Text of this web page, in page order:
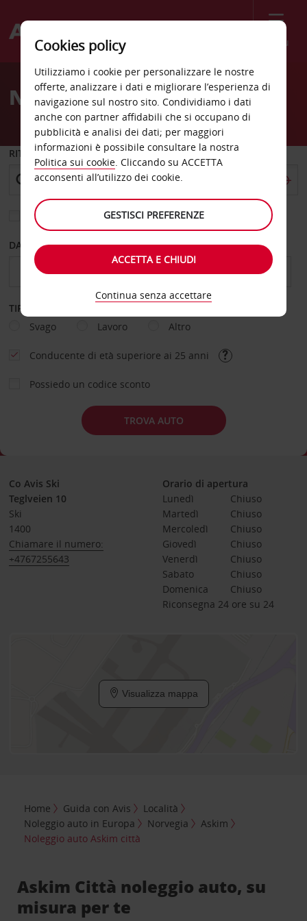
Menù
Welcome
AvisNoleggio auto Askim città
RITIRO DA
Scegli una località di riconsegna diversa
DAL GIORNO AL GIORNO
TIPOLOGIA DI NOLEGGIO
Svago
Lavoro Altro
Conducente di età superiore ai 25 anni
Possiedo un codice sconto
TROVA AUTO
Co Avis Ski
Teglveien 10
Ski
1400
Chiamare il numero:
+4767255643
Orario di apertura
Lunedì
Chiuso
Martedì
Chiuso
Mercoledì
Chiuso
Giovedì
Chiuso
Venerdì
Chiuso
Sabato
Chiuso
Domenica
Chiuso
Riconsegna 24 ore su 24
Visualizza mappa
Home Guida con Avis
Località
Noleggio auto in Europa
Norvegia
Askim
Noleggio auto Askim città
Askim Città noleggio auto, su
misura per te
Cookies policy
Utilizziamo i cookie per personalizzare le nostre
offerte, analizzare i dati e migliorare l’esperienza di
navigazione sul nostro sito. Condividiamo i dati
anche con partner affidabili che si occupano di
pubblicità e analisi dei dati; per maggiori
informazioni è possibile consultare la nostra
Politica sui cookie. Cliccando su ACCETTA
acconsenti all’utilizzo dei cookie.
GESTISCI PREFERENZE
ACCETTA E CHIUDI
Continua senza accettare